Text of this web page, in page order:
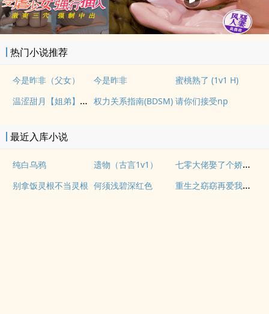
热门小说推荐
今是昨非（父女） 今是昨非 蜜桃熟了 (1v1 H)
温涩甜月【姐弟】【1v1】 权力关系指南(BDSM) 请你们接受np
最近入库小说
纯白乌鸦 遗物（古言1v1） 七零大佬娶了个娇艳女明星
别拿饭灵根不当灵根 何须浅碧深红色 重生之窈窈再爱我一次